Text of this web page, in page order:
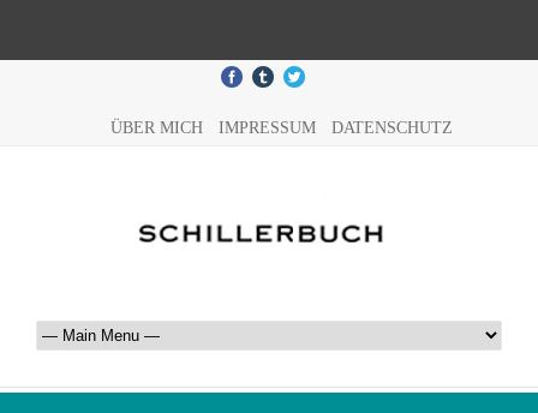
ÜBER MICH IMPRESSUM DATENSCHUTZ